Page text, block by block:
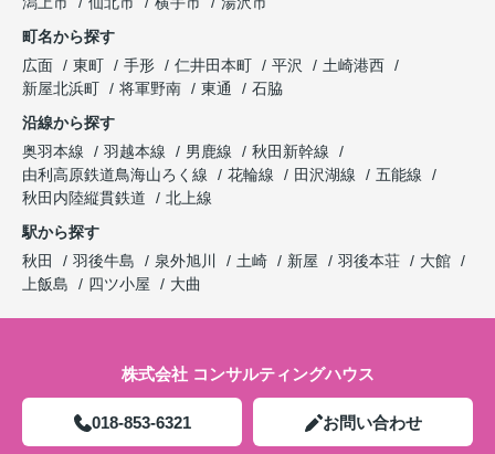
町名から探す
広面
東町 手形 仁井田本町 平沢
土崎港西
新屋北浜町
将軍野南 東通
石脇
沿線から探す
奥羽本線
羽越本線 男鹿線
秋田新幹線
由利高原鉄道鳥海山ろく線
花輪線 田沢湖線
五能線
秋田内陸縦貫鉄道
北上線
駅から探す
秋田
羽後牛島 泉外旭川 土崎 新屋 羽後本荘
大館
上飯島
四ツ小屋 大曲
株式会社 コンサルティングハウス
018-853-6321 お問い合わせ